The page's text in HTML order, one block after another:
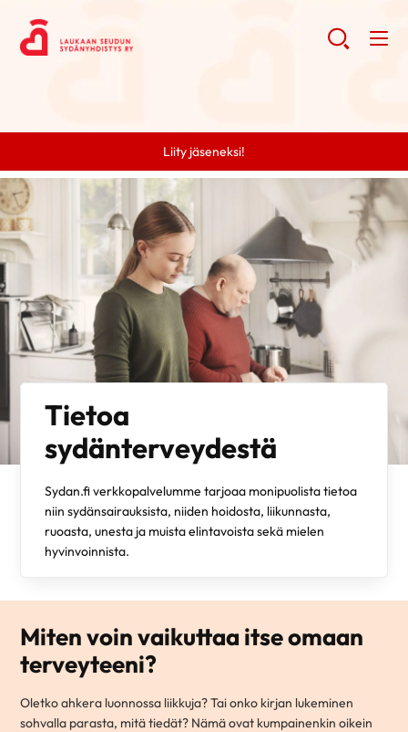
Liity jäseneksi!
Tietoa
sydänterveydestä
Sydan.fi verkkopalvelumme tarjoaa monipuolista tietoa
niin sydänsairauksista, niiden hoidosta, liikunnasta,
ruoasta, unesta ja muista elintavoista sekä mielen
hyvinvoinnista.
Miten voin vaikuttaa itse omaan
terveyteeni?
Oletko ahkera luonnossa liikkuja? Tai onko kirjan lukeminen
sohvalla parasta, mitä tiedät? Nämä ovat kumpainenkin oikein